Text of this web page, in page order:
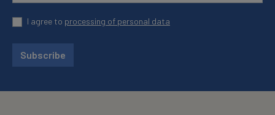
I agree to processing of personal data
Subscribe